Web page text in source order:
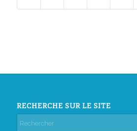
RECHERCHE SUR LE SITE